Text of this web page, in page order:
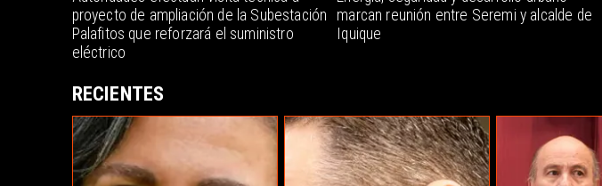
proyecto de ampliación de la Subestación
Palafitos que reforzará el suministro
eléctrico
marcan reunión entre Seremi y alcalde de
Iquique
RECIENTES